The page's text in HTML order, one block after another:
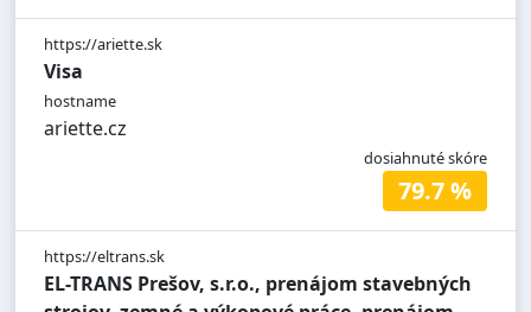
https://ariette.sk
Visa
hostname
ariette.cz
dosiahnuté skóre
79.7 %
https://eltrans.sk
EL-TRANS Prešov, s.r.o., prenájom stavebných